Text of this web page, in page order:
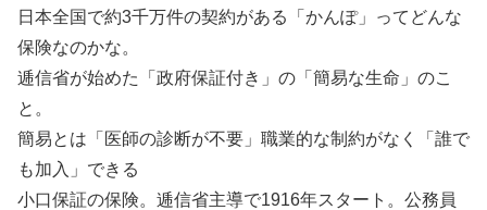
日本全国で約3千万件の契約がある「かんぽ」ってどんな
保険なのかな。
逓信省が始めた「政府保証付き」の「簡易な生命」のこ
と。
簡易とは「医師の診断が不要」職業的な制約がなく「誰で
も加入」できる
小口保証の保険。逓信省主導で1916年スタート。公務員